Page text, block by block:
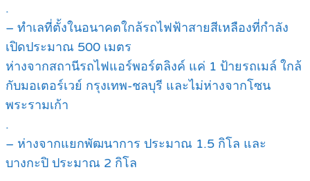
.
– ทำเลที่ตั้งในอนาคตใกล้รถไฟฟ้าสายสีเหลืองที่กำลัง
เปิดประมาณ 500 เมตร
ห่างจากสถานีรถไฟแอร์พอร์ตลิงค์ แค่ 1 ป้ายรถเมล์ ใกล้
กับมอเตอร์เวย์ กรุงเทพ-ชลบุรี และไม่ห่างจากโซน
พระรามเก้า
.
– ห่างจากแยกพัฒนาการ ประมาณ 1.5 กิโล และ
บางกะปิ ประมาณ 2 กิโล